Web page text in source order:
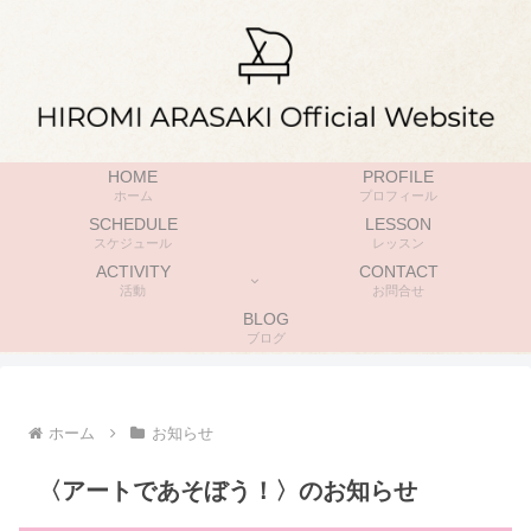
HOME
ホーム
PROFILE
プロフィール
SCHEDULE
スケジュール
LESSON
レッスン
ACTIVITY
活動
CONTACT
お問合せ
BLOG
ブログ
ホーム お知らせ
〈アートであそぼう！〉のお知らせ